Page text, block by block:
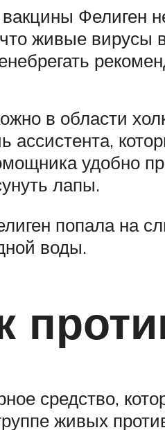
Фелиген
живые вирусы
в области
ассистента,
удобно
лапы.
попала на
воды.
средство,
живых